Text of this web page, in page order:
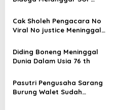
i
p
o
s
Kerja Hingga meninggal
Dunia, Kluarga Korban
Merasa Di abaikan
Cak Sholeh Pengacara No
Viral No justice Meninggal
Diding Boneng Meninggal
Dunia Dalam Usia 76 th
Pasutri Pengusaha Sarang
Burung Walet Sudah